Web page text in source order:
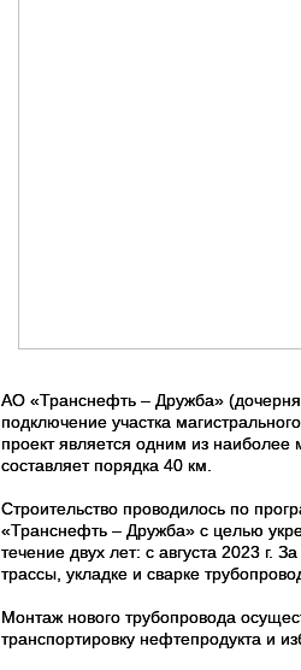
АО «Транснефть – Дружба»
подключение участка
проект является одним из наиболее
составляет порядка 40 км.
Строительство проводилось по
«Транснефть – Дружба» с целью
течение двух лет: с августа 2023 г.
трассы, укладке и сварке
Монтаж нового трубопровода
транспортировку нефтепродукта и